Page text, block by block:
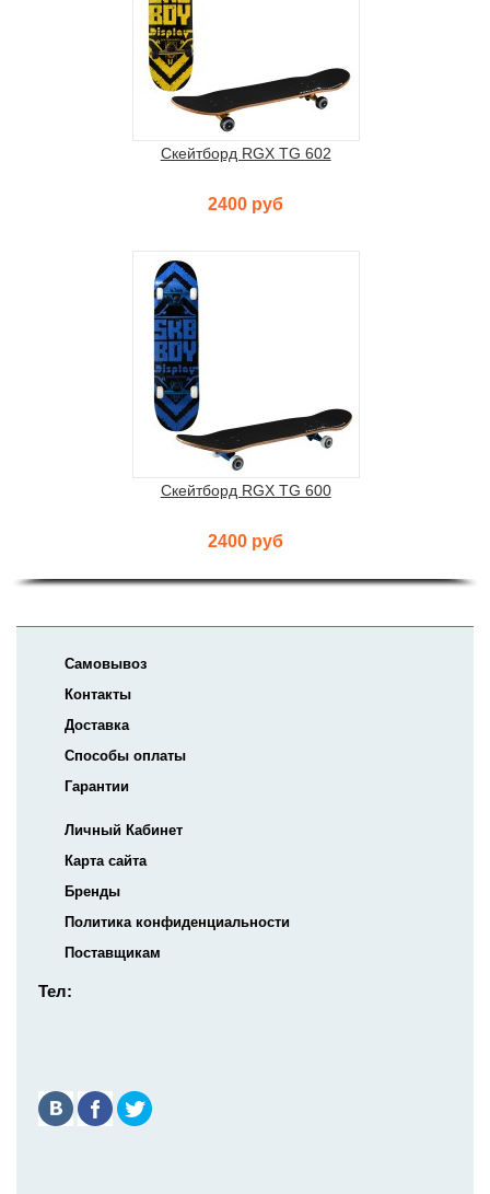
Скейтборд RGX TG 602
2400 руб
Скейтборд RGX TG 600
2400 руб
Самовывоз
Контакты
Доставка
Способы оплаты
Гарантии
Личный Кабинет
Карта сайта
Бренды
Политика конфиденциальности
Поставщикам
Тел: